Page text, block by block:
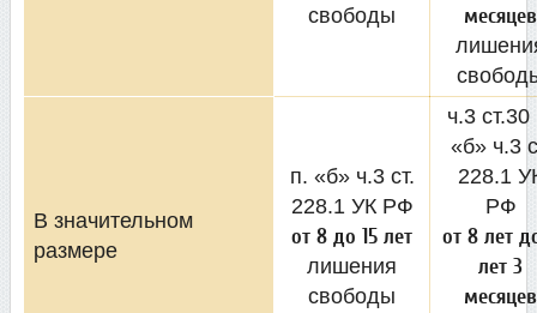
свободы
месяцев
В значительном
размере
п. «б» ч.3 ст.
228.1 УК РФ
от 8 до 15 лет
лишения
свободы
ч.3 ст.30
«б» ч.3
228.1
РФ
от 8 лет
лет 3
месяцев